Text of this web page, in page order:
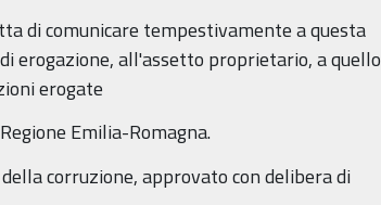
di comunicare tempestivamente a questa
erogazione, all'assetto proprietario, a quello
erogate
Emilia-Romagna.
corruzione, approvato con delibera di